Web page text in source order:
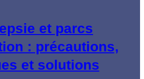
et parcs
: précautions,
et solutions